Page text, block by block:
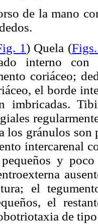
de la mano
1) Quela (
interno con
coriáceo;
el borde
imbricadas.
los gránulos son
intercarenal
y
el
el
de